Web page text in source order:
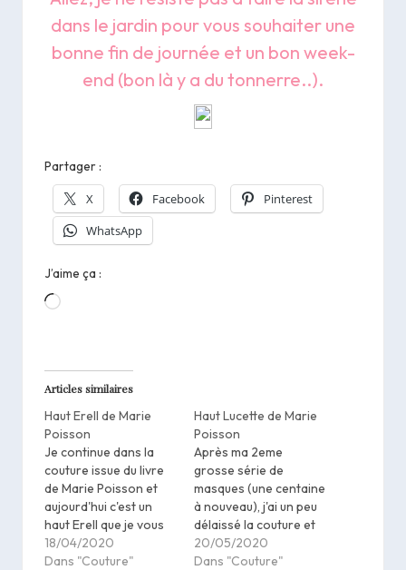
dans le jardin pour vous souhaiter une
bonne fin de journée et un bon week-
end (bon là y a du tonnerre..).
Partager :
X Facebook
Pinterest
WhatsApp
J’aime ça :
Chargement…
Articles similaires
Haut Erell de Marie
Poisson
Je continue dans la
couture issue du livre
de Marie Poisson et
aujourd'hui c'est un
haut Erell que je vous
montre, pour moi ! Je
l'ai cousu avant mon
18/04/2020
Dans "Couture"
Haut Lucette de Marie
Poisson
Après ma 2eme
grosse série de
masques (une centaine
à nouveau), j'ai un peu
délaissé la couture et
me suis remise au
tricot que je n'avais
20/05/2020
Dans "Couture"